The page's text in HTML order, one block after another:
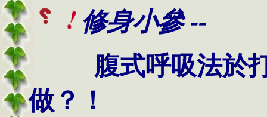
修身小參 --
腹式呼吸法於
做？！